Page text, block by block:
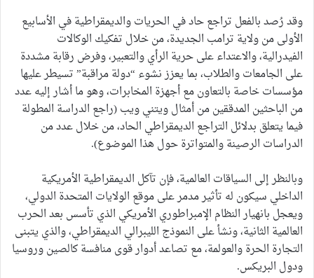
وقد رُصد بالفعل تراجع حاد في الحريات والديمقراطية في الأسابيع
الأولى من ولاية ترامب الجديدة، من خلال تفكيك الوكالات
الفيدرالية، والاعتداء على حرية الرأي والتعبير، وفرض رقابة مشددة
على الجامعات والطلاب، بما يعزز نشوء “دولة مراقبة” تسيطر عليها
مؤسسات خاصة بالتعاون مع أجهزة المخابرات، وهو ما أشار إليه عدد
من الباحثين المدققين من أمثال ويتني ويب (راجع الدراسة المطولة
فيما يتعلق بدلائل التراجع الديمقراطي الحاد، من خلال عدد من
الدراسات الرصينة والمتواترة حول هذا الموضوع).
وبالنظر إلى السياقات العالمية، فإن تآكل الديمقراطية الأمريكية
الداخلي سيكون له تأثير مدمر على موقع الولايات المتحدة الدولي،
ويعجل بانهيار النظام الإمبراطوري الأمريكي الذي تأسس بعد الحرب
العالمية الثانية، ونشأ على النموذج الليبرالي الديمقراطي، والذي يتبنى
التجارة الحرة والعولمة، مع تصاعد أدوار قوى منافسة كالصين وروسيا
ودول البريكس.